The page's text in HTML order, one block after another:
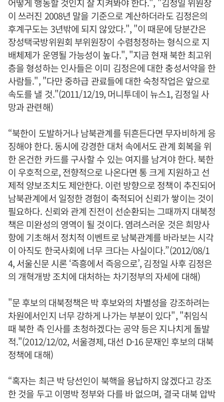
이 쓰러진 2008년 말을 기준으로 계산하더라도 김정은의
후계구도는 3년밖에 되지 않았다.", "이 때문에 당분간은
장성택국방위원회 부위원장이 수렴청정하는 형식으로 지
배체제가 운영될 가능성이 높다.", "지금 현재 북한 최고위
층을 형성하는 인사들은 이미 김정은에 대한 충성서약을 한
사람들.", "다만 중하급 관료들에 대한 숙청작업은 앞으로
속도를 낼 것."(2011/12/19, 머니투데이 뉴스1, 김정일 사
망과 관련해)
“북한이 도발하거나 남북관계를 뒤흔든다면 무자비하게 응
징해야 한다. 동시에 강경한 대처 속에서도 관계 회복을 위
한 온건한 카드를 구사할 수 있는 여지를 남겨야 한다. 북한
이 우호적으로, 전향적으로 나온다면 통 크게 지원하고 선
제적 양보조치도 제안한다. 이런 방향으로 정책이 추진되어
남북관계에서 일정한 경험이 축적되어 신뢰가 쌓이는 것이
필요하다. 신뢰와 관계 진전이 선순환되는 그때까지 대북정
책은 미완성의 영역이 될 것이다. 염려스러운 것은 희망사
항에 기초해서 정치적 이벤트로 남북관계를 바라보는 시각
이 아직도 한국사회에 너무 크다는 사실이다.”(2012/08/1
4, 서울신문 시론 ‘즉흥에서 즉응으로’, 김정일 사후 김정은
의 개혁개방 조치에 대처하는 차기정부의 자세에 대해)
"문 후보의 대북정책은 박 후보와의 차별성을 강조하려는
차원에서인지 너무 강하게 나가는 부분이 있다", "취임식
때 북한 측 인사를 초청하겠다는 공약 등은 지나치게 돌발
적."(2012/12/02, 서울경제, 대선 D-16 문재인 후보의 대북
정책에 대해)
“혹자는 최근 박 당선인이 북핵을 용납하지 않겠다고 강조
한 것을 두고 이명박 정부와 다를 바 없으며, 결국 대북 압박